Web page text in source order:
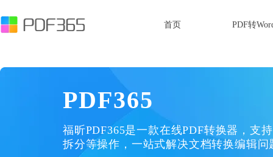
首页 PDF转
PDF365
福昕PDF365是一款在线PDF转换器，支
拆分等操作，一站式解决文档转换编辑问